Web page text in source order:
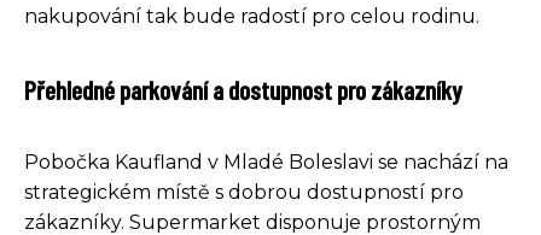
nakupování tak bude radostí pro celou rodinu.
Přehledné parkování a dostupnost pro zákazníky
Pobočka Kaufland v Mladé Boleslavi se nachází na
strategickém místě s dobrou dostupností pro
zákazníky. Supermarket disponuje prostorným